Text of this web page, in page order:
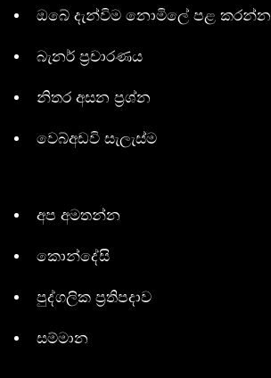
ඔබේ දැන්විම නොමිලේ පළ කරන්න
බැනර් ප්‍රචාරණය
නිතර අසන ප්‍රශ්න
වෙබ්අඩවි සැලැස්ම
අප අමතන්න
කොන්දේසි
පුද්ගලික ප්‍රතිපදාව
සම්මාන